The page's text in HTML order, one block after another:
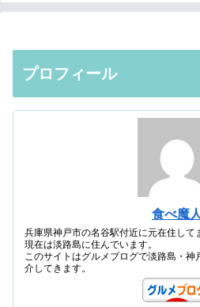
プロフィール
食べ魔人
兵庫県神戸市の名谷駅付近に元在住して
現在は淡路島に住んでいます。
このサイトはグルメブログで淡路島・
介してきます。